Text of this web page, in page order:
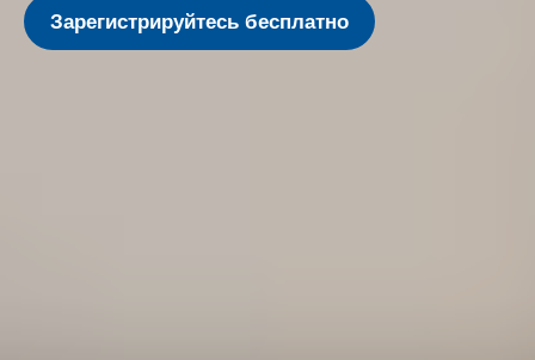
Зарегистрируйтесь бесплатно